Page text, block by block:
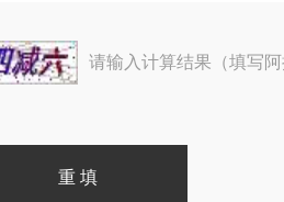
请输入计算结果（填写